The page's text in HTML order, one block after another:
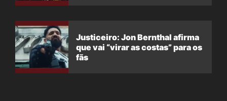
Justiceiro: Jon Bernthal afirma
que vai “virar as costas” para os
fãs